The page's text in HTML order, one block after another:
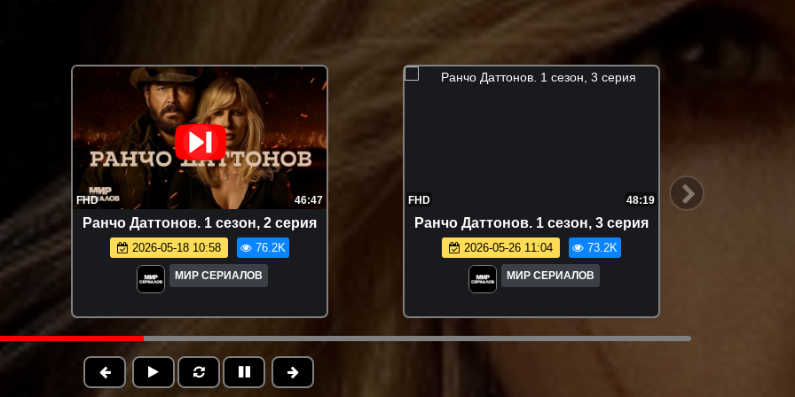
FHD 46:47
Ранчо Даттонов. 1 сезон, 2 серия
2026-05-18 10:58 76.2K
МИР СЕРИАЛОВ
FHD 48:19
Ранчо Даттонов. 1 сезон, 3 серия
2026-05-26 11:04 73.2K
МИР СЕРИАЛОВ